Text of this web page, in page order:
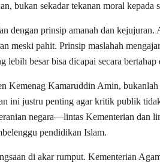
bukan sekadar tekanan moral kepada
dengan prinsip amanah dan kejujuran.
meski pahit. Prinsip maslahah
lebih besar bisa dicapai secara
Kemenag Kamaruddin Amin,
ini justru penting agar kritik publik
negara—lintas Kementerian dan
pendidikan Islam.
di akar rumput. Kementerian